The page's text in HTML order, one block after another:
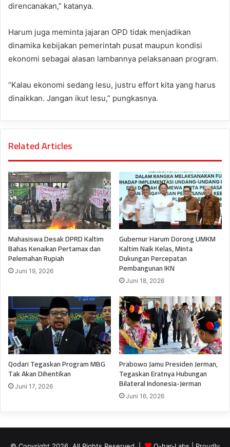
direncanakan,” katanya.
Harum juga meminta jajaran OPD tidak menjadikan
dinamika kebijakan pemerintah pusat maupun kondisi
ekonomi sebagai alasan lambannya pelaksanaan program.
“Kalau ekonomi sedang lesu, justru effort kita yang harus
dinaikkan. Jangan ikut lesu,” pungkasnya.
Related Articles
Mahasiswa Desak DPRD Kaltim
Bahas Kenaikan Pertamax dan
Pelemahan Rupiah
Juni 19, 2026
Gubernur Harum Dorong UMKM
Kaltim Naik Kelas, Minta
Dukungan Percepatan
Pembangunan IKN
Juni 18, 2026
Qodari Tegaskan Program MBG
Tak Akan Dihentikan
Juni 17, 2026
Prabowo Jamu Presiden Jerman,
Tegaskan Eratnya Hubungan
Bilateral Indonesia-Jerman
Juni 16, 2026